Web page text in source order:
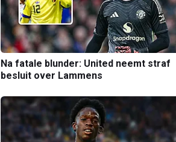
Na fatale blunder: United neemt straf
besluit over Lammens